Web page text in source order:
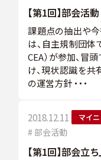
スケジュール
【第1回】部会活動
課題点の抽出や
は、自主規制団
CEA）が参加、冒
け、現状認識を
の運営方針 ・・・
2018.12.11 マイ
# 部会活動
【第1回】部会立